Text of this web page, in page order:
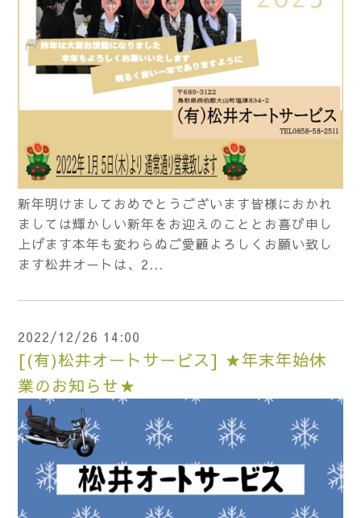
新年明けましておめでとうございます皆様におかれ
ましては輝かしい新年をお迎えのこととお喜び申し
上げます本年も変わらぬご愛顧よろしくお願い致し
ます松井オートは、2...
2022/12/26 14:00
[(有)松井オートサービス] ★年末年始休
業のお知らせ★